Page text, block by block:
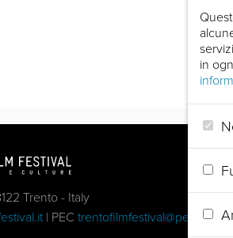
in
Trento - Italy
| PEC trentofilmfestival@pec.it